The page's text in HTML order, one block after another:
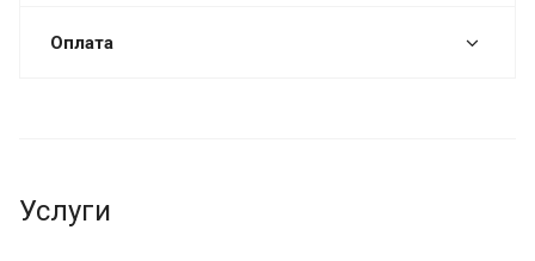
Оплата
Услуги